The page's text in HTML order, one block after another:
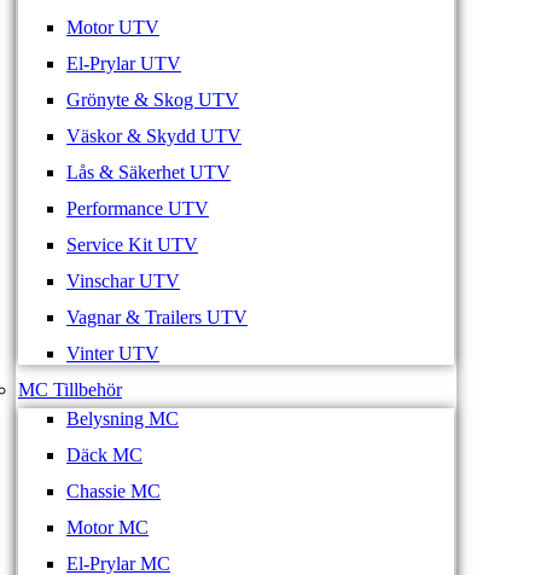
Motor UTV
El-Prylar UTV
Grönyte & Skog UTV
Väskor & Skydd UTV
Lås & Säkerhet UTV
Performance UTV
Service Kit UTV
Vinschar UTV
Vagnar & Trailers UTV
Vinter UTV
MC Tillbehör
Belysning MC
Däck MC
Chassie MC
Motor MC
El-Prylar MC